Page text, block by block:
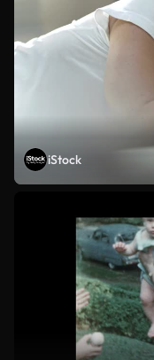
iStock